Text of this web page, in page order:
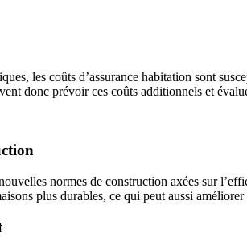
les coûts d’assurance habitation sont
donc prévoir ces coûts additionnels et
normes de construction axées sur
plus durables, ce qui peut aussi